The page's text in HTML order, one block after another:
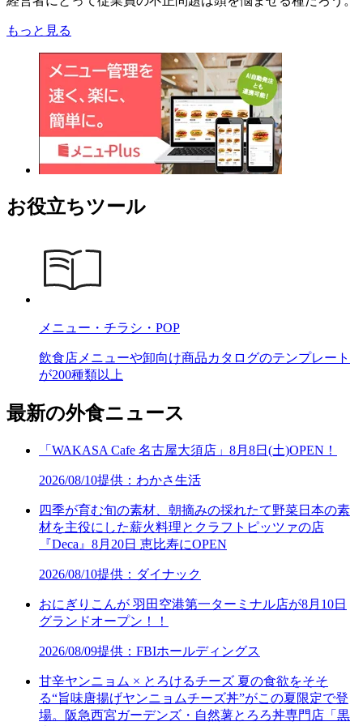
もっと見る
お役立ちツール
メニュー・チラシ・POP
飲食店メニューや卸向け商品カタログのテンプレート
が200種類以上
最新の外食ニュース
「WAKASA Cafe 名古屋大須店」8月8日(土)OPEN！
2026/08/10提供：わかさ生活
四季が育む旬の素材、朝摘みの採れたて野菜日本の素
材を主役にした薪火料理とクラフトピッツァの店
『Deca』8月20日 恵比寿にOPEN
2026/08/10提供：ダイナック
おにぎりこんが 羽田空港第一ターミナル店が8月10日
グランドオープン！！
2026/08/09提供：FBIホールディングス
甘辛ヤンニョム × とろけるチーズ 夏の食欲をそそ
る“旨味唐揚げヤンニョムチーズ丼”がこの夏限定で登
場。阪急西宮ガーデンズ・自然薯とろろ丼専門店「黒